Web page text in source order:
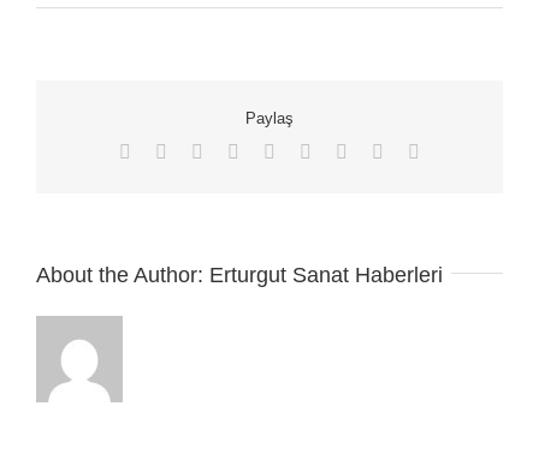
Cüneyt
Paylaş
Facebook Reddit LinkedInWhatsApp
TumblrPinterest
About the Author: Erturgut Sanat Haberleri